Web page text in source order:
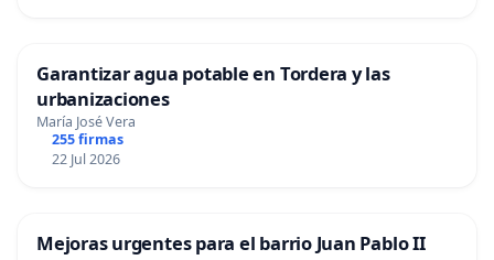
Garantizar agua potable en Tordera y las
urbanizaciones
María José Vera
255 firmas
22 Jul 2026
Mejoras urgentes para el barrio Juan Pablo II